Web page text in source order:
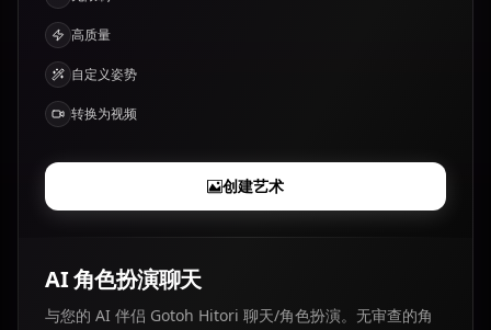
高质量
自定义姿势
转换为视频
创建艺术
AI 角色扮演聊天
与您的 AI 伴侣 Gotoh Hitori 聊天/角色扮演。无审查的角